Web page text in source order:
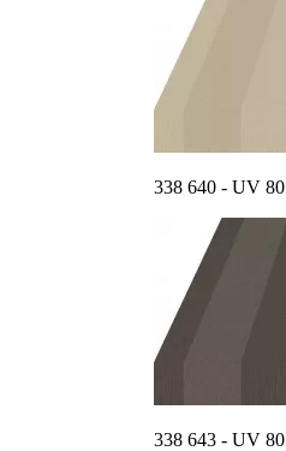
338 640 - UV 80
338 643 - UV 80